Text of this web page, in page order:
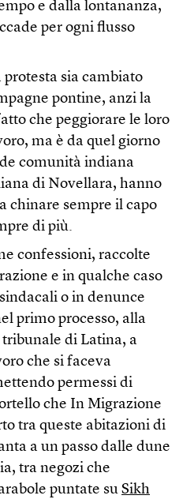
e dalla lontananza,
per ogni flusso
sia cambiato
pontine, anzi la
che peggiorare le loro
ma è da quel giorno
comunità indiana
di Novellara, hanno
chinare sempre il capo
di più.
confessioni, raccolte
e in qualche caso
o in denunce
primo processo, alla
di Latina, a
che si faceva
permessi di
che In Migrazione
tra queste abitazioni di
a un passo dalle dune
tra negozi che
puntate su Sikh